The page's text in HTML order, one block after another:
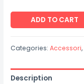
Catena
per
"Borchie"
quantity
ADD TO CART
Categories:Accessori,
Description